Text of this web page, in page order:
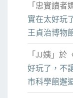
「 忠實讀者
實在太好玩
王貞治博物
「 JJ姨 」於
好玩了，不
市科學館邂